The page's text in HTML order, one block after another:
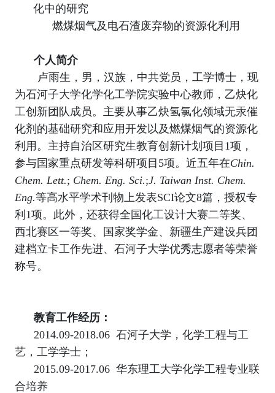
化中的研究
燃煤烟气及电石渣废弃物的资源化利用
个人简介
卢雨生，男，汉族，中共党员，工学博士，现
为石河子大学化学化工学院实验中心教师，乙炔化
工创新团队成员。主要从事乙炔氢氯化领域无汞催
化剂的基础研究和应用开发以及燃煤烟气的资源化
利用。主持自治区研究生教育创新计划项目 1项，
参与国家重点研发等科研项目 5项。近五年在Chin.
Chem. Lett.; Chem. Eng. Sci.;J. Taiwan Inst. Chem.
Eng.等高水平学术刊物上发表SCI论文8篇，授权专
利 1项。此外，还获得全国化工设计大赛二等奖、
西北赛区一等奖、国家奖学金、新疆生产建设兵团
建档立卡工作先进、石河子大学优秀志愿者等荣誉
称号。
教育工作经历：
2014.09-2018.06 石河子大学，化学工程与工
艺，工学学士；
2015.09-2017.06 华东理工大学化学工程专业联
合培养